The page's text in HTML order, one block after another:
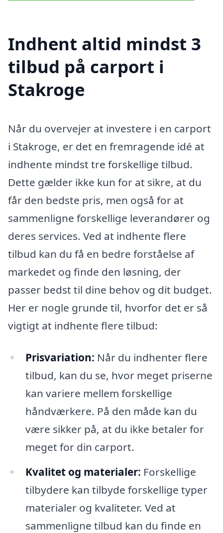
Indhent altid mindst 3
tilbud på carport i
Stakroge
Når du overvejer at investere i en carport
i Stakroge, er det en fremragende idé at
indhente mindst tre forskellige tilbud.
Dette gælder ikke kun for at sikre, at du
får den bedste pris, men også for at
sammenligne forskellige leverandører og
deres services. Ved at indhente flere
tilbud kan du få en bedre forståelse af
markedet og finde den løsning, der
passer bedst til dine behov og dit budget.
Her er nogle grunde til, hvorfor det er så
vigtigt at indhente flere tilbud:
Prisvariation: Når du indhenter flere
tilbud, kan du se, hvor meget priserne
kan variere mellem forskellige
håndværkere. På den måde kan du
være sikker på, at du ikke betaler for
meget for din carport.
Kvalitet og materialer: Forskellige
tilbydere kan tilbyde forskellige typer
materialer og kvaliteter. Ved at
sammenligne tilbud kan du finde en